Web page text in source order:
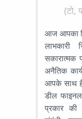
(टो,
आज आपका
लाभकारी
सकारात्मक
अनैतिक
आपके साथ
डील
प्रकार की